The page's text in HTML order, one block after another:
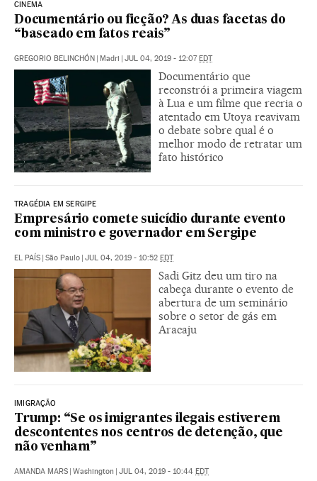
CINEMA
Documentário ou ficção? As duas facetas do
“baseado em fatos reais”
GREGORIO BELINCHÓN | Madri | JUL 04, 2019 - 12:07EDT
Documentário que
reconstrói a primeira viagem
à Lua e um filme que recria o
atentado em Utoya reavivam
o debate sobre qual é o
melhor modo de retratar um
fato histórico
TRAGÉDIA EM SERGIPE
Empresário comete suicídio durante evento
com ministro e governador em Sergipe
EL PAÍS | São Paulo | JUL 04, 2019 - 10:52 EDT
Sadi Gitz deu um tiro na
cabeça durante o evento de
abertura de um seminário
sobre o setor de gás em
Aracaju
IMIGRAÇÃO
Trump: “Se os imigrantes ilegais estiverem
descontentes nos centros de detenção, que
não venham”
AMANDA MARS | Washington | JUL 04, 2019 - 10:44 EDT